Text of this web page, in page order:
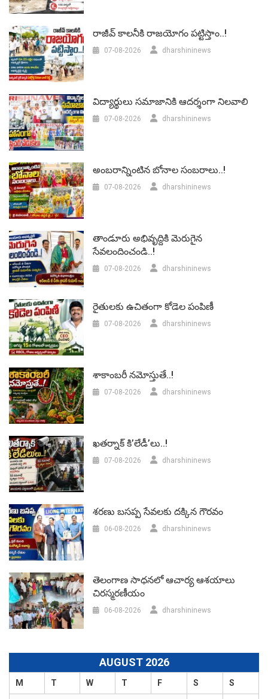
రాజీవ్ కాలనీకి రాజయోగం పట్టిస్తాం..!
07-08-2026 dharshininews
విద్యార్థులు సమాజానికి ఆదర్శంగా నిలవాలి
07-08-2026 dharshininews
అంబరాన్నింటిన బోనాల సంబరాలు..!
07-08-2026 dharshininews
తాండూరు అభివృద్దికి మెరుగైన
సేవలందించండి..!
07-08-2026 dharshininews
రైతులకు ఉచితంగా కోడెల పంపిణీ
07-08-2026 dharshininews
శాకాంబరీ నమోస్తుతే..!
07-08-2026 dharshininews
ఖతర్నాక్ కి’లేడీ’లు..!
07-08-2026 dharshininews
శరణు బసప్ప సేవలకు దక్కిన గౌరవం
06-08-2026 dharshininews
తెలంగాణ సాధనలో ఆచార్య ఆశయాలు
చిరస్మరణీయం
06-08-2026 dharshininews
AUGUST 2026
M T W T F S S